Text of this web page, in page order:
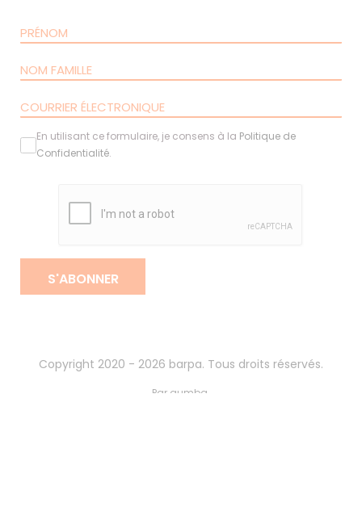
En utilisant ce formulaire, je consens à la Politique de
Confidentialité.
S'ABONNER
Copyright 2020 - 2026 barpa. Tous droits réservés.
Par gumba